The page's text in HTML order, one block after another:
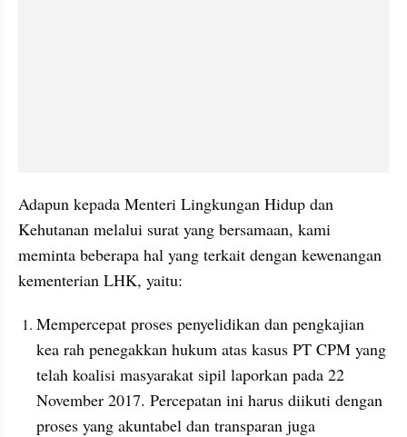
Adapun kepada Menteri Lingkungan Hidup dan
Kehutanan melalui surat yang bersamaan, kami
meminta beberapa hal yang terkait dengan kewenangan
kementerian LHK, yaitu:
Mempercepat proses penyelidikan dan pengkajian
kea rah penegakkan hukum atas kasus PT CPM yang
telah koalisi masyarakat sipil laporkan pada 22
November 2017. Percepatan ini harus diikuti dengan
proses yang akuntabel dan transparan juga